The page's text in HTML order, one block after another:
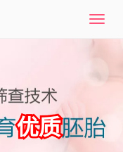
T
v
i
g